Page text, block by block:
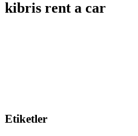
kibris rent a car
Etiketler